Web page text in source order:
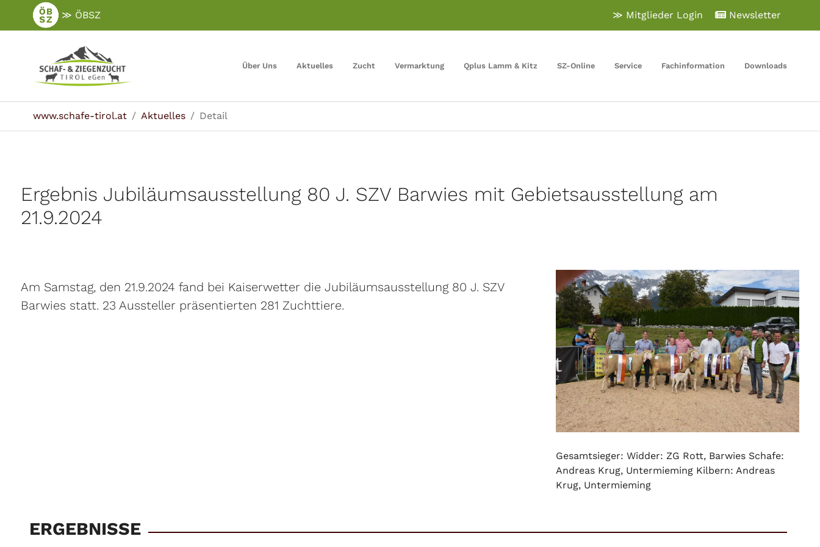
Hauptinhalt
≫ ÖBSZ Newsletter
≫ Mitglieder Login
Über Uns Aktuelles Zucht Vermarktung Qplus Lamm & Kitz SZ-Online Service Fachinformation Downloads
www.schafe-tirol.at Aktuelles Detail
Ergebnis Jubiläumsausstellung 80 J. SZV Barwies mit Gebietsausstellung am
21.9.2024
Am Samstag, den 21.9.2024 fand bei Kaiserwetter die Jubiläumsausstellung 80 J. SZV
Barwies statt. 23 Aussteller präsentierten 281 Zuchttiere.
Gesamtsieger: Widder: ZG Rott, Barwies Schafe:
Andreas Krug, Untermieming Kilbern: Andreas
Krug, Untermieming
ERGEBNISSE